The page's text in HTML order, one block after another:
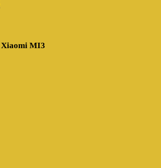
Xiaomi MI3